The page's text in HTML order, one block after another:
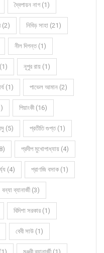
দ্বৈপায়ন নাগ (1)
(2) নিবিড় সাহা (21)
নীল দিগন্ত (1)
(1) নূপুর রায় (1)
(1) পাভেল আমান (2)
পিয়াংকী (16)
(5) প্রতীতি গুপ্ত (1)
প্রদীপ মুখোপাধ্যায় (4)
(4) প্রাণজি বসাক (1)
বন্যা ব্যানার্জী (3)
বিদিশা সরকার (1)
বেবী সাউ (1)